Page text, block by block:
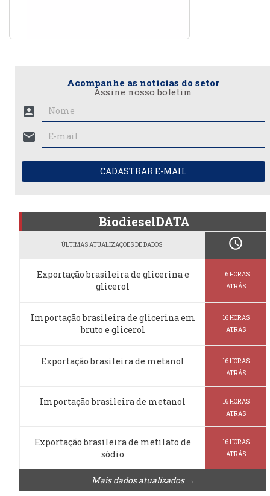
Acompanhe as notícias do setor
Assine nosso boletim
account_box
mail
CADASTRAR E-MAIL
BiodieselDATA
ÚLTIMAS ATUALIZAÇÕES DE DADOS schedule
Exportação brasileira de glicerina e
glicerol
16 HORAS
ATRÁS
Importação brasileira de glicerina em
bruto e glicerol
16 HORAS
ATRÁS
Exportação brasileira de metanol
16 HORAS
ATRÁS
Importação brasileira de metanol
16 HORAS
ATRÁS
Exportação brasileira de metilato de
sódio
16 HORAS
ATRÁS
Mais dados atualizados →